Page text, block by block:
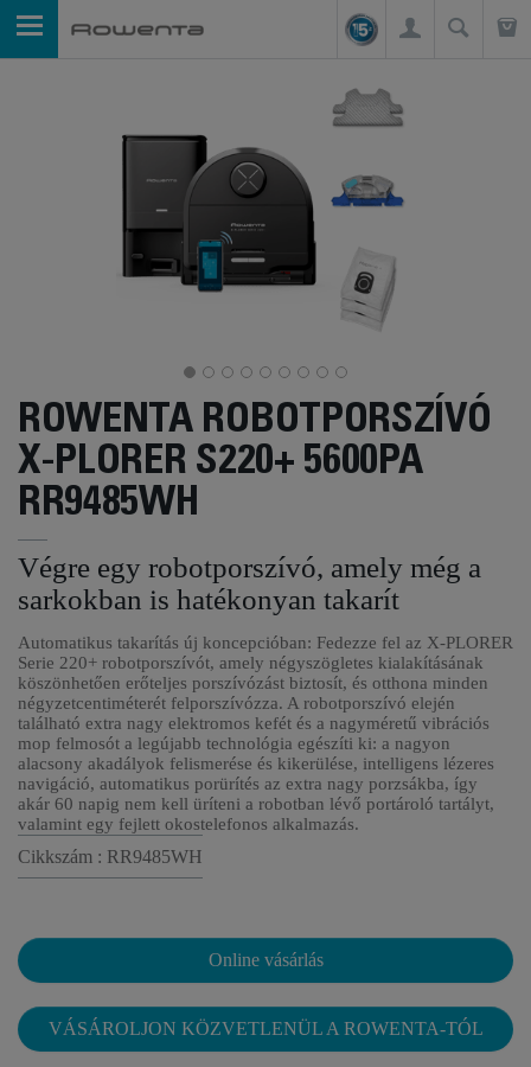
ROWENTA ROBOTPORSZÍVÓ
X-PLORER S220+ 5600PA
RR9485WH
Végre egy robotporszívó, amely még a
sarkokban is hatékonyan takarít
Automatikus takarítás új koncepcióban: Fedezze fel az X-PLORER
Serie 220+ robotporszívót, amely négyszögletes kialakításának
köszönhetően erőteljes porszívózást biztosít, és otthona minden
négyzetcentiméterét felporszívózza. A robotporszívó elején
található extra nagy elektromos kefét és a nagyméretű vibrációs
mop felmosót a legújabb technológia egészíti ki: a nagyon
alacsony akadályok felismerése és kikerülése, intelligens lézeres
navigáció, automatikus porürítés az extra nagy porzsákba, így
akár 60 napig nem kell üríteni a robotban lévő portároló tartályt,
valamint egy fejlett okostelefonos alkalmazás.
Cikkszám : RR9485WH
Online vásárlás
VÁSÁROLJON KÖZVETLENÜL A ROWENTA-TÓL